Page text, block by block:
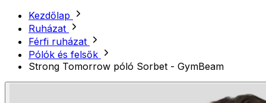
Kezdőlap
Ruházat
Férfi ruházat
Pólók és felsők
Strong Tomorrow póló Sorbet - GymBeam